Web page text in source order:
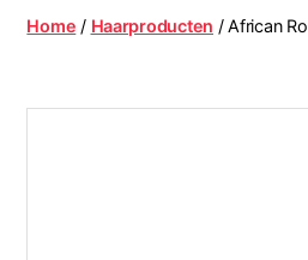
Beauty
Centre
Home / Haarproducten / African